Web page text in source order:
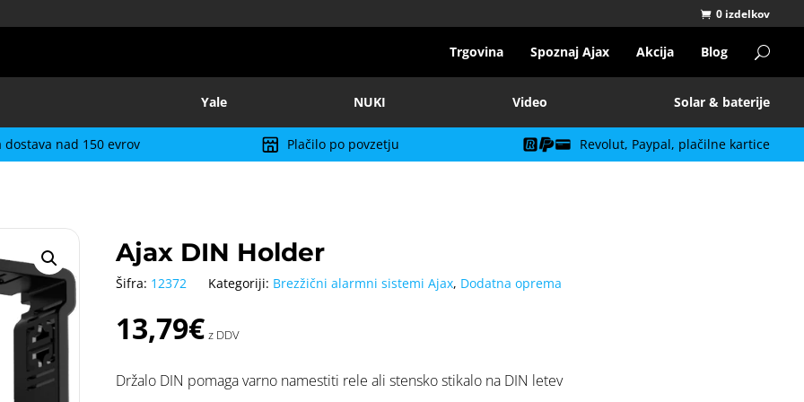
0 izdelkov
Trgovina Spoznaj Ajax Akcija Blog
Yale NUKI Video Solar & baterije
dostava nad 150 evrov Plačilo po povzetju Revolut, Paypal, plačilne kartice
Ajax DIN Holder
13,79€ z DDV
Držalo DIN pomaga varno namestiti rele ali stensko stikalo na DIN letev
Šifra: 12372 Kategoriji: Brezžični alarmni sistemi Ajax, Dodatna oprema